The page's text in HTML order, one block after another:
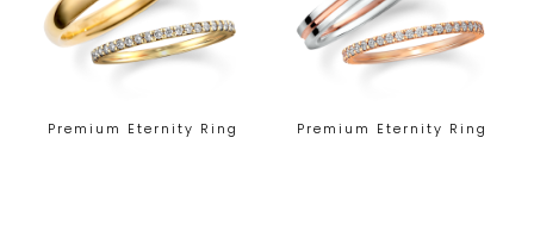
Premium Eternity Ring Premium Eternity Ring